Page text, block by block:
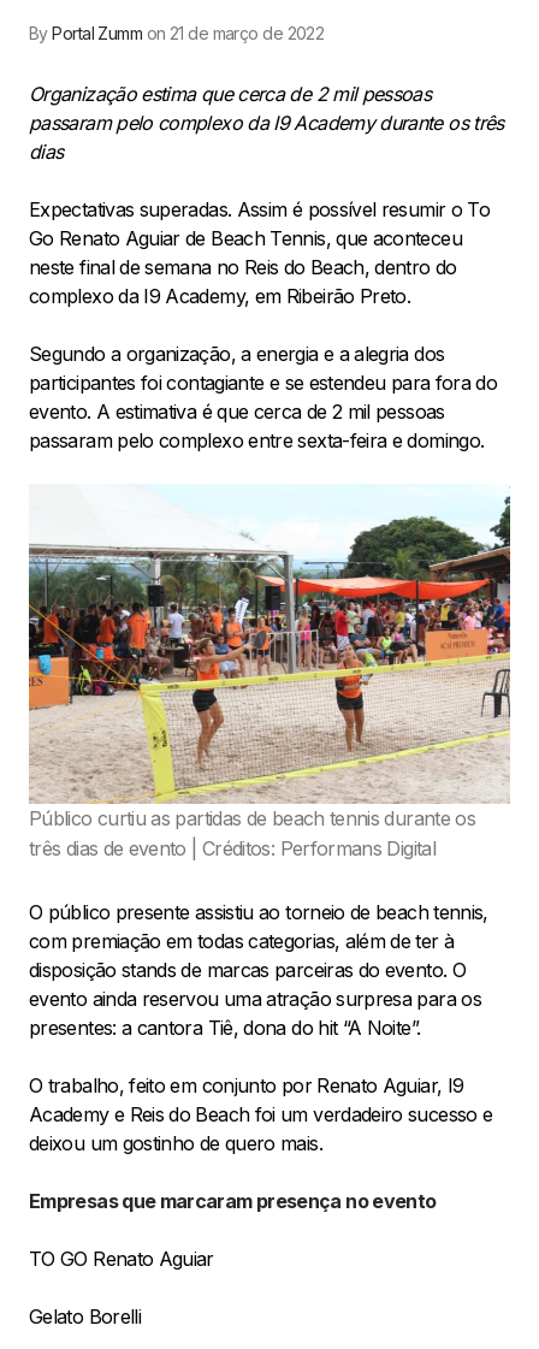
ByPortal Zumm on 21 de março de 2022
Organização estima que cerca de 2 mil pessoas
passaram pelo complexo da I9 Academy durante os três
dias
Expectativas superadas. Assim é possível resumir o To
Go Renato Aguiar de Beach Tennis, que aconteceu
neste final de semana no Reis do Beach, dentro do
complexo da I9 Academy, em Ribeirão Preto.
Segundo a organização, a energia e a alegria dos
participantes foi contagiante e se estendeu para fora do
evento. A estimativa é que cerca de 2 mil pessoas
passaram pelo complexo entre sexta-feira e domingo.
Público curtiu as partidas de beach tennis durante os
três dias de evento | Créditos: Performans Digital
O público presente assistiu ao torneio de beach tennis,
com premiação em todas categorias, além de ter à
disposição stands de marcas parceiras do evento. O
evento ainda reservou uma atração surpresa para os
presentes: a cantora Tiê, dona do hit “A Noite”.
O trabalho, feito em conjunto por Renato Aguiar, I9
Academy e Reis do Beach foi um verdadeiro sucesso e
deixou um gostinho de quero mais.
Empresas que marcaram presença no evento
TO GO Renato Aguiar
Gelato Borelli